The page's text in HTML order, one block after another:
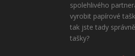
spolehlivého
vyrobit papírové
tak jste tady
tašky?